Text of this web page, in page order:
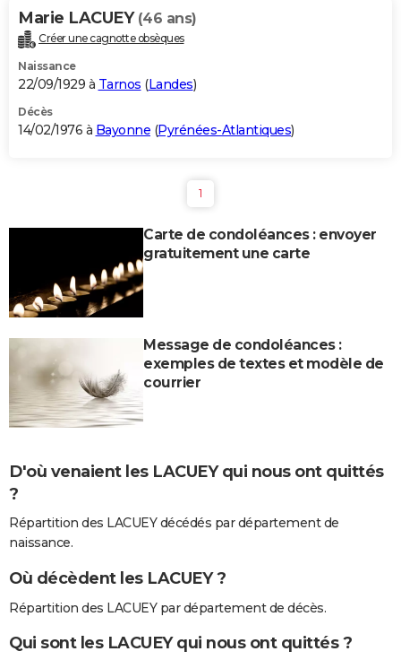
Marie LACUEY (46 ans)
Créer une cagnotte obsèques
Naissance
22/09/1929 à Tarnos (Landes)
Décès
14/02/1976 à Bayonne (Pyrénées-Atlantiques)
1
Carte de condoléances : envoyer
gratuitement une carte
Message de condoléances :
exemples de textes et modèle de
courrier
D'où venaient les LACUEY qui nous ont quittés
?
Répartition des LACUEY décédés par département de
naissance.
Où décèdent les LACUEY ?
Répartition des LACUEY par département de décès.
Qui sont les LACUEY qui nous ont quittés ?